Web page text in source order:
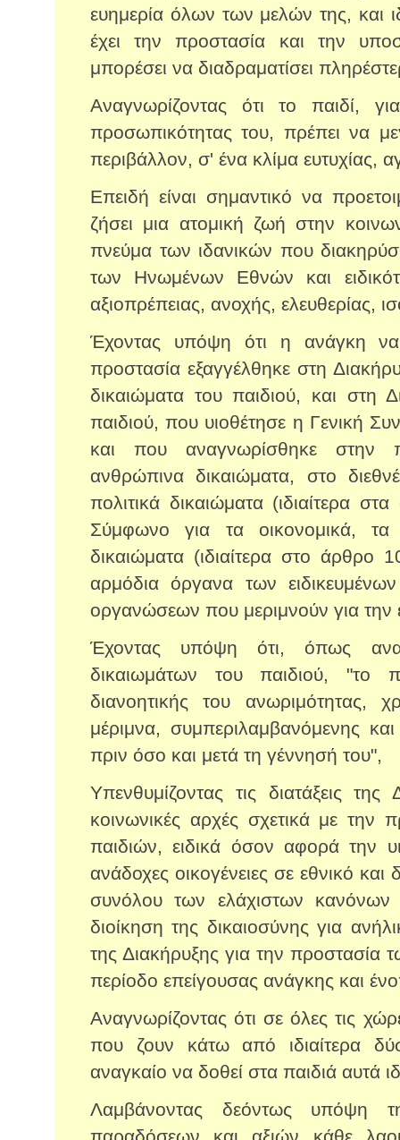
ευημερία όλων των μελών της, και
έχει την προστασία και την
μπορέσει να διαδραματίσει
Αναγνωρίζοντας ότι το παιδί,
προσωπικότητας του, πρέπει να
περιβάλλον, σ' ένα κλίμα ευτυχίας,
Επειδή είναι σημαντικό να
ζήσει μια ατομική ζωή στην
πνεύμα των ιδανικών που
των Ηνωμένων Εθνών και
αξιοπρέπειας, ανοχής, ελευθερίας,
Έχοντας υπόψη ότι η ανάγκη να
προστασία εξαγγέλθηκε στη
δικαιώματα του παιδιού, και στη
παιδιού, που υιοθέτησε η Γενική
και που αναγνωρίσθηκε στην
ανθρώπινα δικαιώματα, στο
πολιτικά δικαιώματα (ιδιαίτερα
Σύμφωνο για τα οικονομικά, τα
δικαιώματα (ιδιαίτερα στο άρθρο
αρμόδια όργανα των
οργανώσεων που μεριμνούν για την
Έχοντας υπόψη ότι, όπως
δικαιωμάτων του παιδιού, "το
διανοητικής του ανωριμότητας,
μέριμνα, συμπεριλαμβανόμενης
πριν όσο και μετά τη γέννησή του",
Υπενθυμίζοντας τις διατάξεις
κοινωνικές αρχές σχετικά με την
παιδιών, ειδικά όσον αφορά την
ανάδοχες οικογένειες σε εθνικό και
συνόλου των ελάχιστων
διοίκηση της δικαιοσύνης για
της Διακήρυξης για την προστασία
περίοδο επείγουσας ανάγκης και
Αναγνωρίζοντας ότι σε όλες τις
που ζουν κάτω από ιδιαίτερα
αναγκαίο να δοθεί στα παιδιά αυτά
Λαμβάνοντας δεόντως υπόψη